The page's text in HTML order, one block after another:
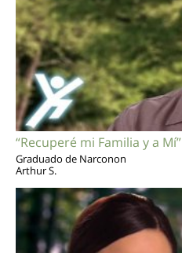
“Recuperé mi Familia y a Mí”
Graduado de Narconon
Arthur S.